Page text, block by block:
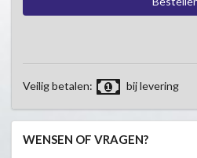
Veilig betalen: bij levering
WENSEN OF VRAGEN?